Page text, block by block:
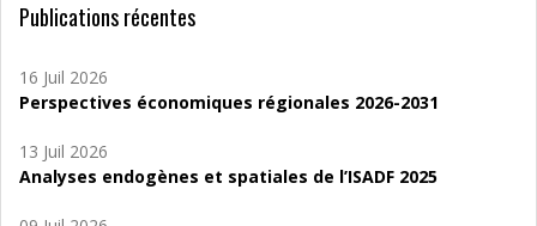
Publications récentes
16 Juil 2026
Perspectives économiques régionales 2026-2031
13 Juil 2026
Analyses endogènes et spatiales de l’ISADF 2025